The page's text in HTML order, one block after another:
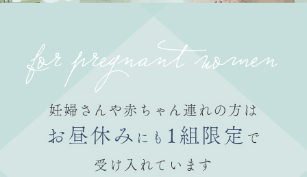
for pregnant women
妊婦さんや赤ちゃん連れの方は
お昼休み にも 1組限定 で
受け入れています